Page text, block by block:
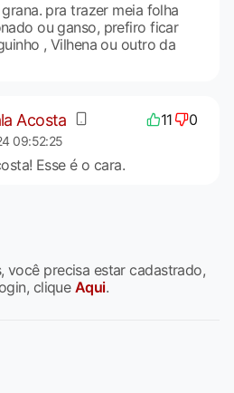
pra trazer meia folha
ou ganso, prefiro ficar
, Vilhena ou outro da
Acosta 11 0
09:52:25
Esse é o cara.
você precisa estar cadastrado,
clique Aqui.